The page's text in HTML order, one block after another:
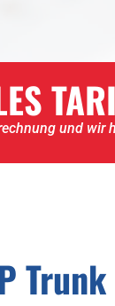
und wir
Trunk